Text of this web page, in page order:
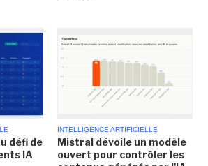
défi de
IA
INTELLIGENCE ARTIFICIELLE
Mistral dévoile un modèle
ouvert pour contrôler les